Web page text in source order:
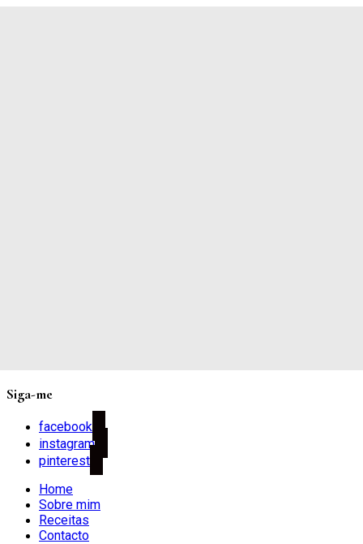
Siga-me
facebook
instagram
pinterest
Home
Sobre mim
Receitas
Contacto